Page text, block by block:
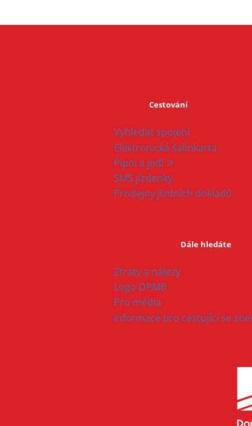
Cestování
Vyhledat spojení
Elektronická šalinkarta
Pípni a jeď! ↗
SMS jízdenky
Prodejny jízdních dokladů
Dále hledáte
Ztráty a nálezy
Logo DPMB
Pro média
Informace pro cestující se